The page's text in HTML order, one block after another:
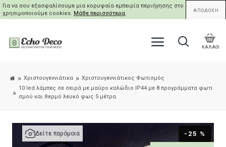
Για να σου εξασφαλίσουμε μια κορυφαία εμπειρία περιήγησης στο site μας,
χρησιμοποιούμε cookies. Μάθε περισσότερα. ΑΠΟΔΟΧΗ
ΚΑΛΑΘΙ
Χριστουγεννιάτικα
Χριστουγεννιάτικος Φωτισμός
10 led λάμπες σε σειρά με μαύρο καλώδιο IP44 με 8 προγράμματα φωτι
σμού και θερμό λευκό φως 5 μέτρα
-25 %
Δείτε παρόμοια